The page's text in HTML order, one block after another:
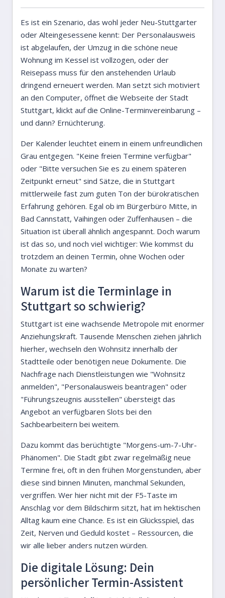
Es ist ein Szenario, das wohl jeder Neu-Stuttgarter
oder Alteingesessene kennt: Der Personalausweis
ist abgelaufen, der Umzug in die schöne neue
Wohnung im Kessel ist vollzogen, oder der
Reisepass muss für den anstehenden Urlaub
dringend erneuert werden. Man setzt sich motiviert
an den Computer, öffnet die Webseite der Stadt
Stuttgart, klickt auf die Online-Terminvereinbarung –
und dann? Ernüchterung.
Der Kalender leuchtet einem in einem unfreundlichen
Grau entgegen. "Keine freien Termine verfügbar"
oder "Bitte versuchen Sie es zu einem späteren
Zeitpunkt erneut" sind Sätze, die in Stuttgart
mittlerweile fast zum guten Ton der bürokratischen
Erfahrung gehören. Egal ob im Bürgerbüro Mitte, in
Bad Cannstatt, Vaihingen oder Zuffenhausen – die
Situation ist überall ähnlich angespannt. Doch warum
ist das so, und noch viel wichtiger: Wie kommst du
trotzdem an deinen Termin, ohne Wochen oder
Monate zu warten?
Warum ist die Terminlage in
Stuttgart so schwierig?
Stuttgart ist eine wachsende Metropole mit enormer
Anziehungskraft. Tausende Menschen ziehen jährlich
hierher, wechseln den Wohnsitz innerhalb der
Stadtteile oder benötigen neue Dokumente. Die
Nachfrage nach Dienstleistungen wie "Wohnsitz
anmelden", "Personalausweis beantragen" oder
"Führungszeugnis ausstellen" übersteigt das
Angebot an verfügbaren Slots bei den
Sachbearbeitern bei weitem.
Dazu kommt das berüchtigte "Morgens-um-7-Uhr-
Phänomen". Die Stadt gibt zwar regelmäßig neue
Termine frei, oft in den frühen Morgenstunden, aber
diese sind binnen Minuten, manchmal Sekunden,
vergriffen. Wer hier nicht mit der F5-Taste im
Anschlag vor dem Bildschirm sitzt, hat im hektischen
Alltag kaum eine Chance. Es ist ein Glücksspiel, das
Zeit, Nerven und Geduld kostet – Ressourcen, die
wir alle lieber anders nutzen würden.
Die digitale Lösung: Dein
persönlicher Termin-Assistent